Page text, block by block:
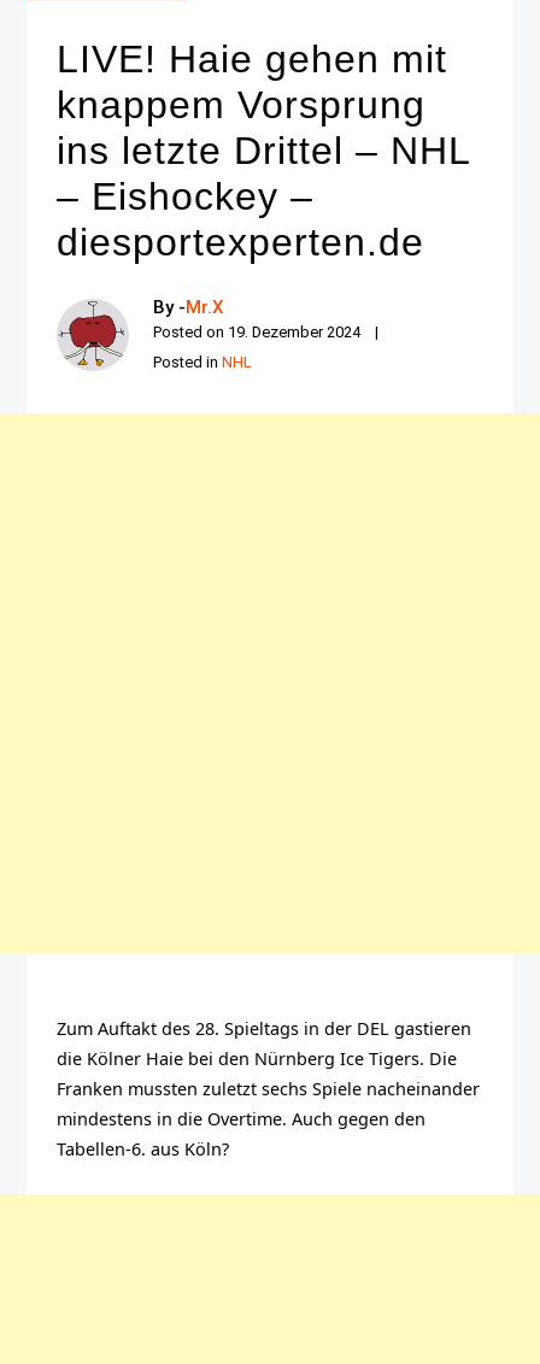
LIVE! Haie gehen mit
knappem Vorsprung
ins letzte Drittel – NHL
– Eishockey –
diesportexperten.de
By -Mr.X
Posted on 19. Dezember 2024
Posted inNHL
Zum Auftakt des 28. Spieltags in der DEL gastieren
die Kölner Haie bei den Nürnberg Ice Tigers. Die
Franken mussten zuletzt sechs Spiele nacheinander
mindestens in die Overtime. Auch gegen den
Tabellen-6. aus Köln?